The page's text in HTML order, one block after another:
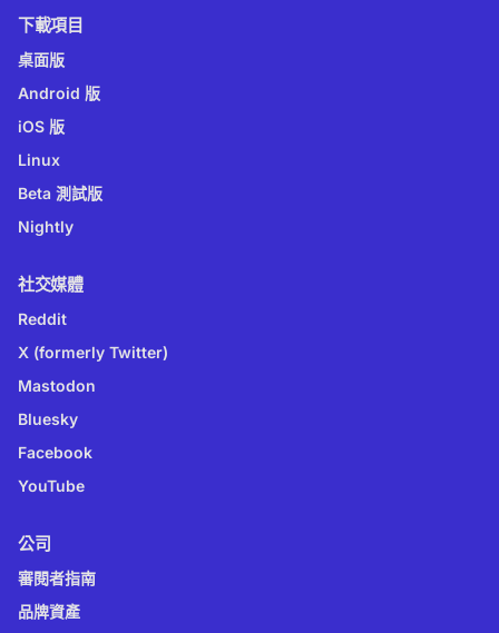
下載項目
桌面版
Android 版
iOS 版
Linux
Beta 測試版
Nightly
社交媒體
Reddit
X (formerly Twitter)
Mastodon
Bluesky
Facebook
YouTube
公司
審閱者指南
品牌資產